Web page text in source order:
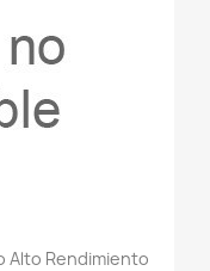
Alto Rendimiento